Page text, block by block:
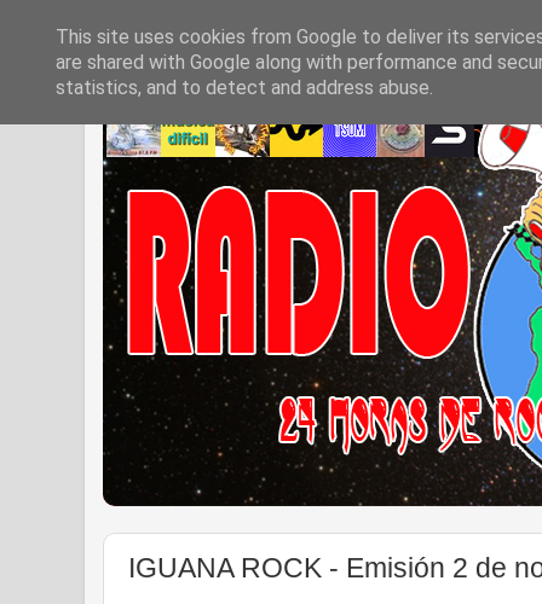
IGUANA ROCK - Emisión 2 de
This site uses cookies from Google to deliver its
are shared with Google along with performance and
statistics, and to detect and address abuse.